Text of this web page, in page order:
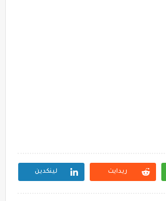
ريدايت لينكدين